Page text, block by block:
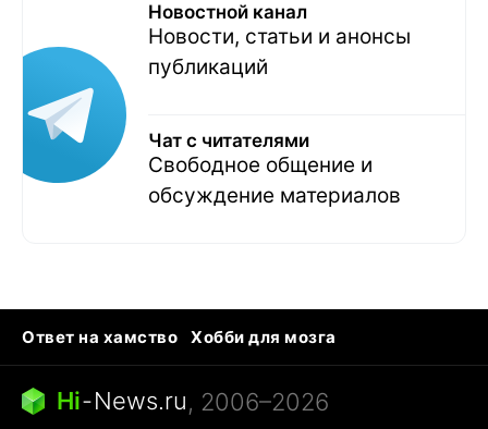
Новостной канал
Новости, статьи и анонсы
публикаций
Чат с читателями
Свободное общение и
обсуждение материалов
Ответ на хамство
Хобби для мозга
Бензин 100 и 95
Тунцы в океанариуме
Следующая пандемия
Hi-News.ru, 2006–2026